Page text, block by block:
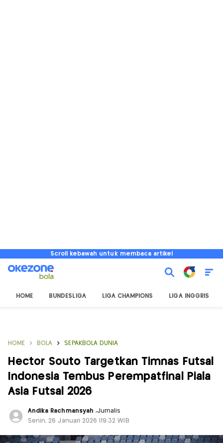
Scroll kebawah untuk membaca artikel
HOME BUNDESLIGA LIGA CHAMPIONS LIGA INGGRIS
HOME BOLA SEPAKBOLA DUNIA
Hector Souto Targetkan Timnas Futsal
Indonesia Tembus Perempatfinal Piala
Asia Futsal 2026
Andika Rachmansyah ,Jurnalis
Senin, 26 Januari 2026 |19:32 WIB